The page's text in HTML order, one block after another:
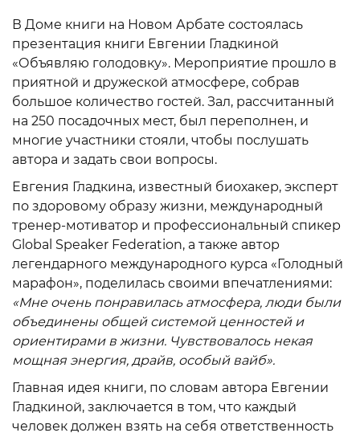
В Доме книги на Новом Арбате состоялась
презентация книги Евгении Гладкиной
«Объявляю голодовку». Мероприятие прошло в
приятной и дружеской атмосфере, собрав
большое количество гостей. Зал, рассчитанный
на 250 посадочных мест, был переполнен, и
многие участники стояли, чтобы послушать
автора и задать свои вопросы.
Евгения Гладкина, известный биохакер, эксперт
по здоровому образу жизни, международный
тренер-мотиватор и профессиональный спикер
Global Speaker Federation, а также автор
легендарного международного курса «Голодный
марафон», поделилась своими впечатлениями:
«Мне очень понравилась атмосфера, люди были
объединены общей системой ценностей и
ориентирами в жизни. Чувствовалось некая
мощная энергия, драйв, особый вайб».
Главная идея книги, по словам автора Евгении
Гладкиной, заключается в том, что каждый
человек должен взять на себя ответственность